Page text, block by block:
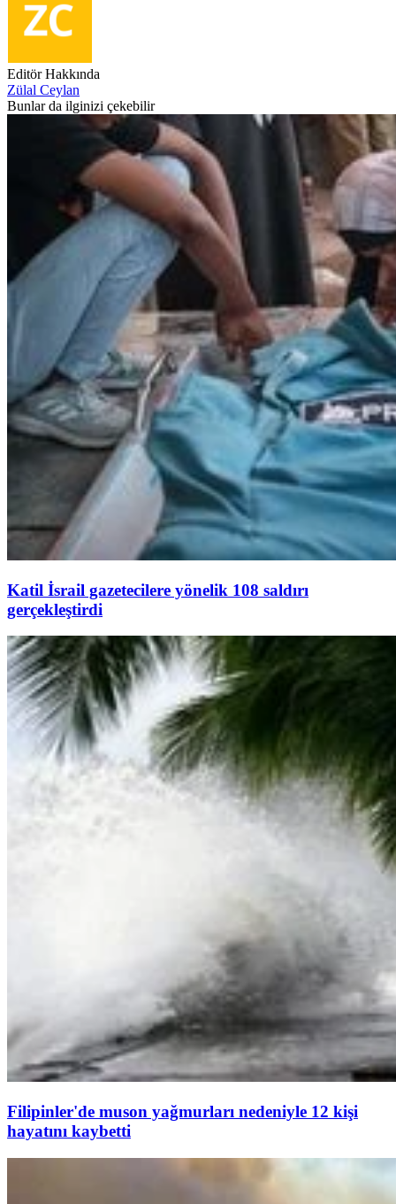
Editör Hakkında
Zülal Ceylan
Bunlar da ilginizi çekebilir
Katil İsrail gazetecilere yönelik 108 saldırı
gerçekleştirdi
Filipinler'de muson yağmurları nedeniyle 12 kişi
hayatını kaybetti